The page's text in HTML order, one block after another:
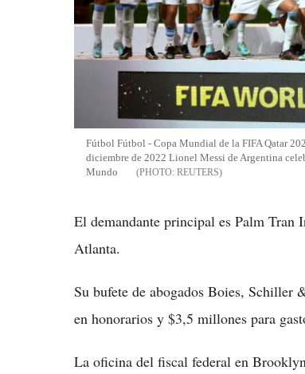
Fútbol Fútbol - Copa Mundial de la FIFA Qatar
diciembre de 2022 Lionel Messi de Argentina
Mundo
REUTERS
El demandante principal es Palm
Atlanta.
Su bufete de abogados Boies, Schiller
en honorarios y $3,5 millones para
La oficina del fiscal federal en